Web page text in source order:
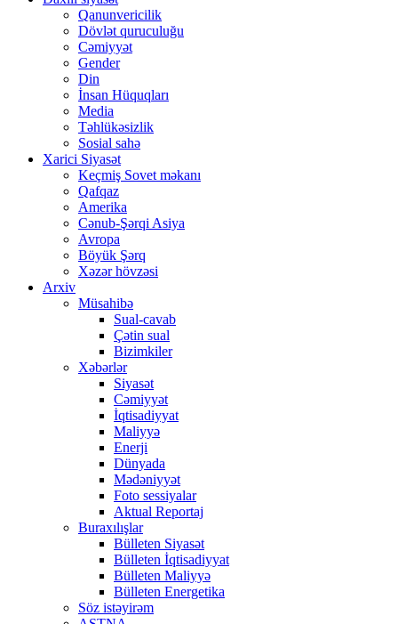
Qanunvericilik
Dövlət quruculuğu
Cəmiyyət
Gender
Din
İnsan Hüquqları
Media
Təhlükəsizlik
Sosial sahə
Xarici Siyasət
Keçmiş Sovet məkanı
Qafqaz
Amerika
Cənub-Şərqi Asiya
Avropa
Böyük Şərq
Xəzər hövzəsi
Arxiv
Müsahibə
Sual-cavab
Çətin sual
Bizimkiler
Xəbərlər
Siyasət
Cəmiyyət
İqtisadiyyat
Maliyyə
Enerji
Dünyada
Mədəniyyət
Foto sessiyalar
Aktual Reportaj
Buraxılışlar
Bülleten Siyasət
Bülleten İqtisadiyyat
Bülleten Maliyyə
Bülleten Energetika
Söz istəyirəm